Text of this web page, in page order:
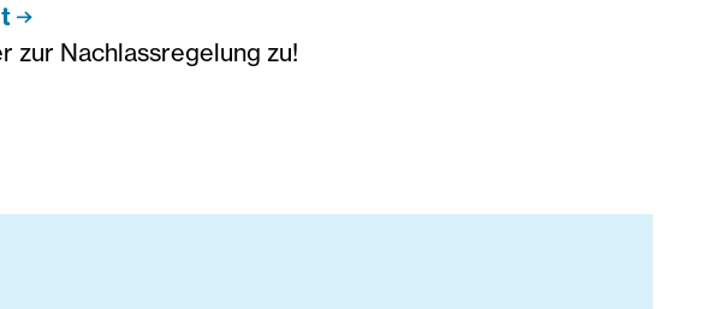
zur Nachlassregelung zu!